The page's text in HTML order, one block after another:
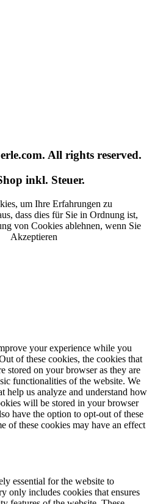
All rights reserved.
inkl. Steuer.
um Ihre Erfahrungen zu
dass dies für Sie in Ordnung ist,
von Cookies ablehnen, wenn Sie
Akzeptieren
your experience while you
of these cookies, the cookies that
stored on your browser as they are
functionalities of the website. We
help us analyze and understand how
will be stored in your browser
have the option to opt-out of these
of these cookies may have an effect
essential for the website to
only includes cookies that ensures